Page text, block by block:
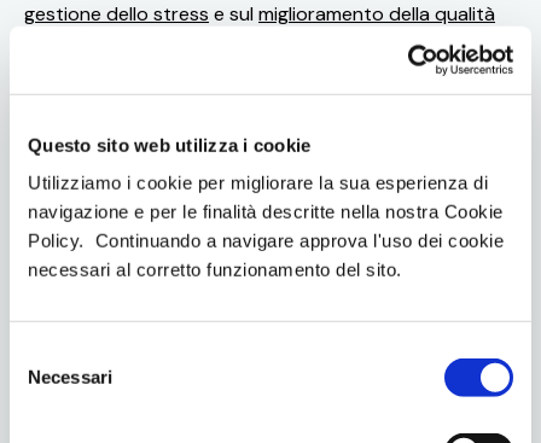
Questo sito web utilizza i cookie
Utilizziamo i cookie per migliorare la sua esperienza di
navigazione e per le finalità descritte nella nostra Cookie
Policy. Continuando a navigare approva l'uso dei cookie
necessari al corretto funzionamento del sito.
Necessari
gestione dello stress e sulmiglioramento della qualità
puoi
raggiungere i tuoi obiettivi di perdita di peso in
modo salutare e realistico, godendo dei benefici per